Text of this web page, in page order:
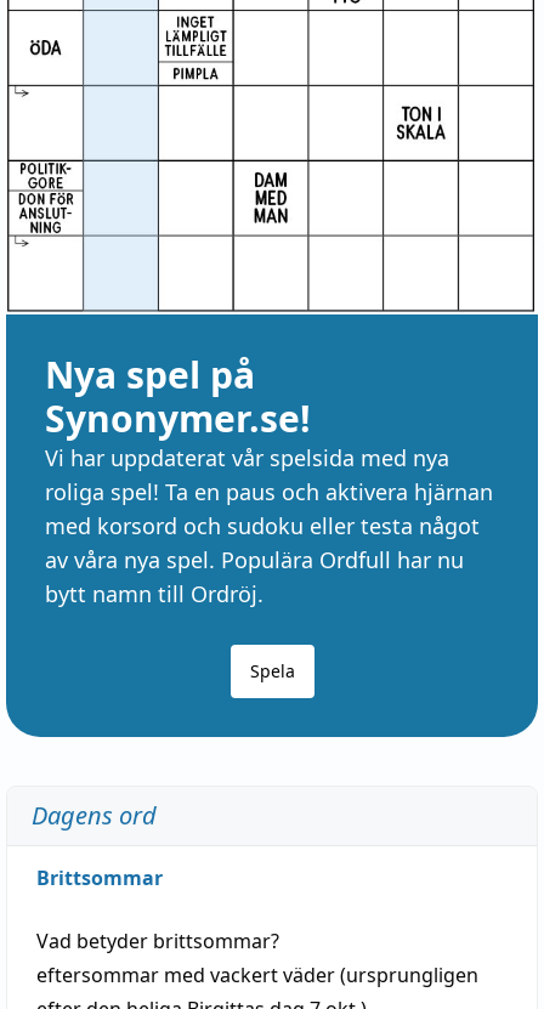
Nya spel på
Synonymer.se!
Vi har uppdaterat vår spelsida med nya
roliga spel! Ta en paus och aktivera hjärnan
med korsord och sudoku eller testa något
av våra nya spel. Populära Ordfull har nu
bytt namn till Ordröj.
Spela
Dagens ord
Brittsommar
Vad betyder brittsommar?
eftersommar med vackertväder(ursprungligen